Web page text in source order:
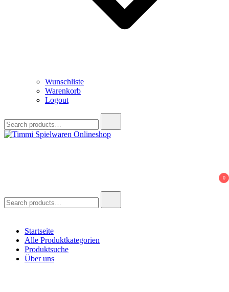
Wunschliste
Warenkorb
Logout
for:
0
for:
Startseite
Alle Produktkategorien
Produktsuche
Über uns